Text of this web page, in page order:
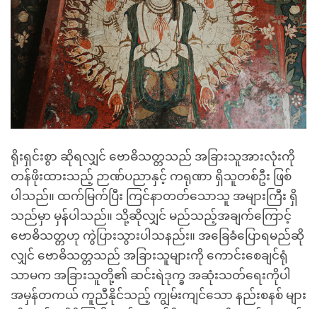
ရိုးရှင်းစွာ ဆိုရလျှင် ဗောဓိသတ္တသည် အခြားသူအားလုံးကို
တန်ဖိုးထားသည့် ဉာဏ်ပညာနှင့် ကရုဏာ ရှိသူတစ်ဦး ဖြစ်
ပါသည်။ ထက်မြက်ပြီး ကြင်နာတတ်သောသူ အများကြီး ရှိ
သည်မှာ မှန်ပါသည်။ သို့ဆိုလျှင် မည်သည့်အချက်ကြောင့်
ဗောဓိသတ္တဟု ကွဲပြားသွားပါသနည်း။ အခြေခံပြောရမည်ဆို
လျှင် ဗောဓိသတ္တသည် အခြားသူများကို ကောင်းစေချင်ရုံ
သာမက အခြားသူတို့၏ ဆင်းရဲဒုက္ခ အဆုံးသတ်ရေးကိုပါ
အမှန်တကယ် ကူညီနိုင်သည့် ကျွမ်းကျင်သော နည်းစနစ် များ